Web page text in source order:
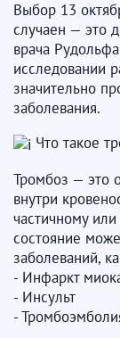
Выбор 13
случаен — это
врача
исследовании
значительно
заболевания.
Что такое
Тромбоз — это
внутри
частичному
состояние
заболеваний,
- Инфаркт
- Инсульт
-